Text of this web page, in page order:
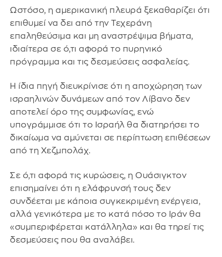
Ωστόσο, η αμερικανική πλευρά ξεκαθαρίζει ότι
επιθυμεί να δει από την Τεχεράνη
επαληθεύσιμα και μη αναστρέψιμα βήματα,
ιδιαίτερα σε ό,τι αφορά το πυρηνικό
πρόγραμμα και τις δεσμεύσεις ασφαλείας.
Η ίδια πηγή διευκρίνισε ότι η αποχώρηση των
ισραηλινών δυνάμεων από τον Λίβανο δεν
αποτελεί όρο της συμφωνίας, ενώ
υπογράμμισε ότι το Ισραήλ θα διατηρήσει το
δικαίωμα να αμύνεται σε περίπτωση επιθέσεων
από τη Χεζμπολάχ.
Σε ό,τι αφορά τις κυρώσεις, η Ουάσιγκτον
επισημαίνει ότι η ελάφρυνσή τους δεν
συνδέεται με κάποια συγκεκριμένη ενέργεια,
αλλά γενικότερα με το κατά πόσο το Ιράν θα
«συμπεριφέρεται κατάλληλα» και θα τηρεί τις
δεσμεύσεις που θα αναλάβει.